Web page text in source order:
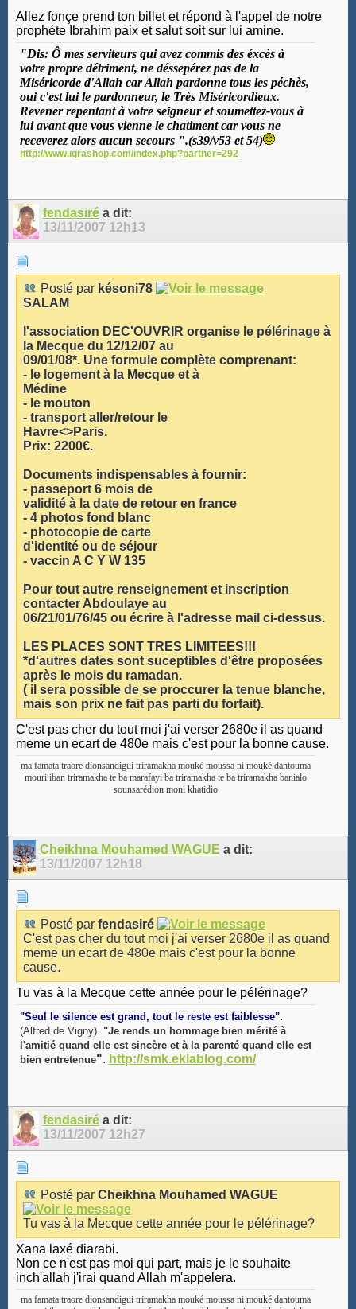
Allez fonçe prend ton billet et répond à l'appel de notre
prophéte Ibrahim paix et salut soit sur lui amine.
"Dis: Ô mes serviteurs qui avez commis des éxcès à
votre propre détriment, ne déssepérez pas de la
Miséricorde d'Allah car Allah pardonne tous les péchès,
oui c'est lui le pardonneur, le Très Miséricordieux.
Revener repentant à votre seigneur et soumettez-vous à
lui avant que vous vienne le chatiment car vous ne
receverez alors aucun secours ".(s39/v53 et 54)
http://www.iqrashop.com/index.php?partner=292
fendasiré a dit:
13/11/2007 12h13
Posté par késoni78
SALAM
l'association DEC'OUVRIR organise le pélérinage à
la Mecque du 12/12/07 au
09/01/08*. Une formule complète comprenant:
- le logement à la Mecque et à
Médine
- le mouton
- transport aller/retour le
Havre<>Paris.
Prix: 2200€.
Documents indispensables à fournir:
- passeport 6 mois de
validité à la date de retour en france
- 4 photos fond blanc
- photocopie de carte
d'identité ou de séjour
- vaccin A C Y W 135
Pour tout autre renseignement et inscription
contacter Abdoulaye au
06/21/01/76/45 ou écrire à l'adresse mail ci-dessus.
LES PLACES SONT TRES LIMITEES!!!
*d'autres dates sont suceptibles d'être proposées
après le mois du ramadan.
( il sera possible de se proccurer la tenue blanche,
mais son prix ne fait pas parti du forfait).
C'est pas cher du tout moi j'ai verser 2680e il as quand
meme un ecart de 480e mais c'est pour la bonne cause.
ma famata traore dionsandigui triramakha mouké moussa ni mouké dantouma
mouri iban triramakha te ba marafayi ba triramakha te ba triramakha banialo
sounsarédion moni khatidio
Cheikhna Mouhamed WAGUE a dit:
13/11/2007 12h18
Posté par fendasiré
C'est pas cher du tout moi j'ai verser 2680e il as quand
meme un ecart de 480e mais c'est pour la bonne
cause.
Tu vas à la Mecque cette année pour le pélérinage?
"Seul le silence est grand, tout le reste est faiblesse".
(Alfred de Vigny). "Je rends un hommage bien mérité à
l'amitié quand elle est sincère et à la parenté quand elle est
bien entretenue". http://smk.eklablog.com/
fendasiré a dit:
13/11/2007 12h27
Posté par Cheikhna Mouhamed WAGUE
Tu vas à la Mecque cette année pour le pélérinage?
Xana laxé diarabi.
Non ce n'est pas moi qui part, mais je le souhaite
inch'allah j'irai quand Allah m'appelera.
ma famata traore dionsandigui triramakha mouké moussa ni mouké dantouma